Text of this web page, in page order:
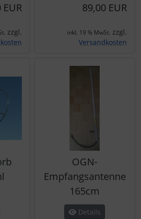
EUR
zzgl.
89,00 EUR
inkl. 19 % MwSt. zzgl.
Versandkosten
OGN-
Empfangsantenne
165cm
Details